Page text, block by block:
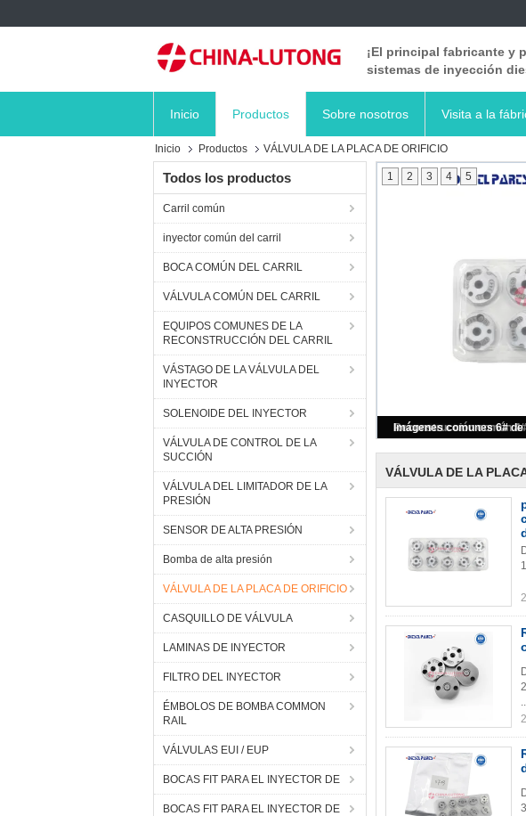
¡El principal fabricante y
sistemas de inyección
Inicio Productos Sobre nosotros Visita a la
Inicio Productos VÁLVULA DE LA PLACA DE ORIFICIO
Todos los productos
Carril común
inyector común del carril
BOCA COMÚN DEL CARRIL
VÁLVULA COMÚN DEL CARRIL
EQUIPOS COMUNES DE LA
RECONSTRUCCIÓN DEL CARRIL
VÁSTAGO DE LA VÁLVULA DEL
INYECTOR
SOLENOIDE DEL INYECTOR
VÁLVULA DE CONTROL DE LA
SUCCIÓN
VÁLVULA DEL LIMITADOR DE LA
PRESIÓN
SENSOR DE ALTA PRESIÓN
Bomba de alta presión
VÁLVULA DE LA PLACA DE ORIFICIO
CASQUILLO DE VÁLVULA
LAMINAS DE INYECTOR
FILTRO DEL INYECTOR
ÉMBOLOS DE BOMBA COMMON
RAIL
VÁLVULAS EUI / EUP
BOCAS FIT PARA EL INYECTOR DE
BOCAS FIT PARA EL INYECTOR DE
1 2 3 4 5
VÁLVULA DE LA